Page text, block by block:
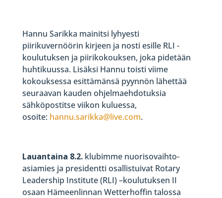
Hannu Sarikka mainitsi lyhyesti
piirikuvernöörin kirjeen ja nosti esille RLI -
koulutuksen ja piirikokouksen, joka pidetään
huhtikuussa. Lisäksi Hannu toisti viime
kokouksessa esittämänsä pyynnön lähettää
seuraavan kauden ohjelmaehdotuksia
sähköpostitse viikon kuluessa,
osoite: hannu.sarikka@live.com.
Lauantaina 8.2. klubimme nuorisovaihto-
asiamies ja presidentti osallistuivat Rotary
Leadership Institute (RLI) –koulutuksen II
osaan Hämeenlinnan Wetterhoffin talossa